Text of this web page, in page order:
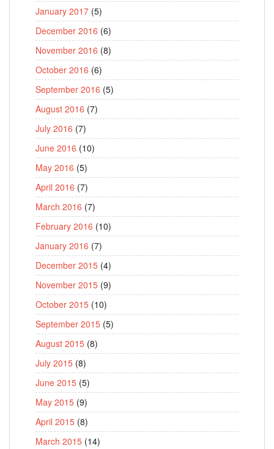
January 2017 (5)
December 2016 (6)
November 2016 (8)
October 2016 (6)
September 2016 (5)
August 2016 (7)
July 2016 (7)
June 2016 (10)
May 2016 (5)
April 2016 (7)
March 2016 (7)
February 2016 (10)
January 2016 (7)
December 2015 (4)
November 2015 (9)
October 2015 (10)
September 2015 (5)
August 2015 (8)
July 2015 (8)
June 2015 (5)
May 2015 (9)
April 2015 (8)
March 2015 (14)